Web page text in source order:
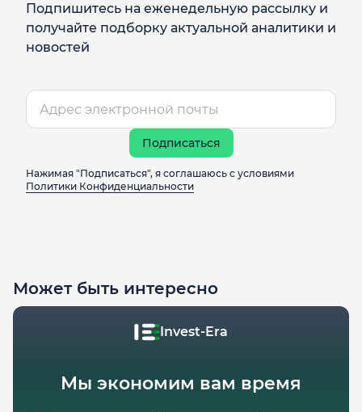
Подпишитесь на еженедельную рассылку и
получайте подборку актуальной аналитики и
новостей
Подписаться
Нажимая "Подписаться", я соглашаюсь с условиями
Политики Конфиденциальности
Может быть интересно
Invest-Era
Мы экономим вам время